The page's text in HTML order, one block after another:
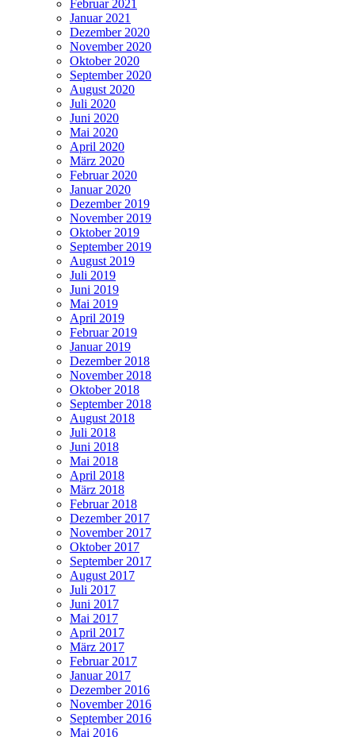
Februar 2021
Januar 2021
Dezember 2020
November 2020
Oktober 2020
September 2020
August 2020
Juli 2020
Juni 2020
Mai 2020
April 2020
März 2020
Februar 2020
Januar 2020
Dezember 2019
November 2019
Oktober 2019
September 2019
August 2019
Juli 2019
Juni 2019
Mai 2019
April 2019
Februar 2019
Januar 2019
Dezember 2018
November 2018
Oktober 2018
September 2018
August 2018
Juli 2018
Juni 2018
Mai 2018
April 2018
März 2018
Februar 2018
Dezember 2017
November 2017
Oktober 2017
September 2017
August 2017
Juli 2017
Juni 2017
Mai 2017
April 2017
März 2017
Februar 2017
Januar 2017
Dezember 2016
November 2016
September 2016
Mai 2016